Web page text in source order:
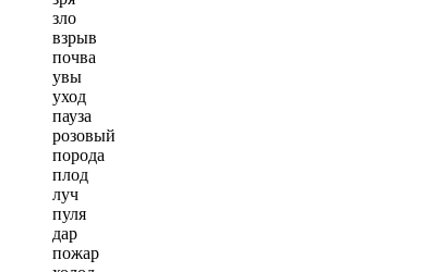
зло
взрыв
почва
увы
уход
пауза
розовый
порода
плод
луч
пуля
дар
пожар